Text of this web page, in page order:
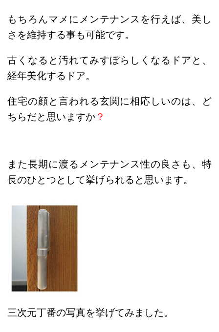
もちろんマメにメンテナンスを行えば、美し
さを維持する事も可能です。
古くなると汚れてみすぼらしくなるドアと、
経年美化するドア。
住宅の顔と言われる玄関に相応しいのは、ど
ちらだと思いますか ？
また長期に渡るメンテナンス性の良さも、特
長のひとつとして挙げられると思います。
三次元丁番の写真を挙げてみました。